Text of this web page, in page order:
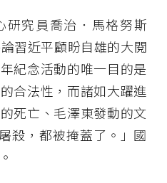
研究員喬治．馬格努斯
習近平顧盼自雄的大閱
紀念活動的唯一目的是
合法性，而諸如大躍進
死亡、毛澤東發動的文
殺，都被掩蓋了。」國